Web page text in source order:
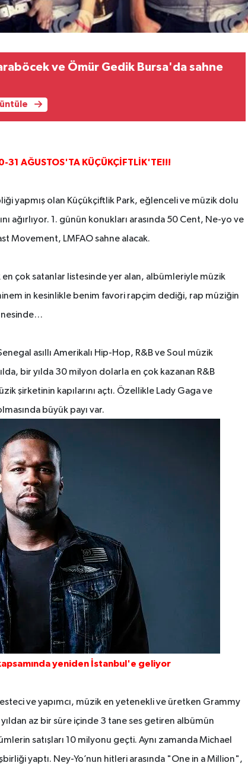
ve Ömür Gedik Bursa'da sahne
31 AĞUSTOS'TA KÜÇÜKÇİFTLİK'TE!!!
yapmış olan Küçükçiftlik Park, eğlenceli ve müzik dolu
ağırlıyor. 1. günün konukları arasında 50 Cent, Ne-yo ve
Movement, LMFAO sahne alacak.
çok satanlar listesinde yer alan, albümleriyle müzik
in kesinlikle benim favori rapçim dediği, rap müziğin
asıllı Amerikalı Hip-Hop, R&B ve Soul müzik
bir yılda 30 milyon dolarla en çok kazanan R&B
şirketinin kapılarını açtı. Özellikle Lady Gaga ve
büyük payı var.
yeniden İstanbul'e geliyor
ve yapımcı, müzik en yetenekli ve üretken Grammy
az bir süre içinde 3 tane ses getiren albümün
satışları 10 milyonu geçti. Aynı zamanda Michael
yaptı. Ney-Yo’nun hitleri arasında "One in a Million",